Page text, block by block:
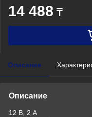
14 488 ₸
Описание
Описание
12 В, 2 А